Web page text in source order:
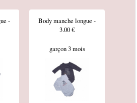
-
Body manche longue -
3.00 €
garçon 3 mois